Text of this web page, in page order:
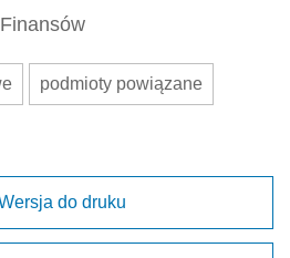
podmioty powiązane
do druku